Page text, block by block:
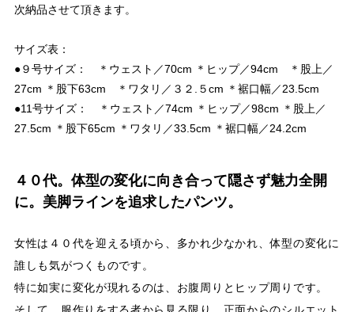
次納品させて頂きます。
サイズ表：
●９号サイズ： ＊ウェスト／70cm ＊ヒップ／94cm ＊股上／
27cm ＊股下63cm ＊ワタリ／３２.５cm ＊裾口幅／23.5cm
●11号サイズ： ＊ウェスト／74cm ＊ヒップ／98cm ＊股上／
27.5cm ＊股下65cm ＊ワタリ／33.5cm ＊裾口幅／24.2cm
４０代。体型の変化に向き合って隠さず魅力全開
に。美脚ラインを追求したパンツ。
女性は４０代を迎える頃から、多かれ少なかれ、体型の変化に
誰しも気がつくものです。
特に如実に変化が現れるのは、お腹周りとヒップ周りです。